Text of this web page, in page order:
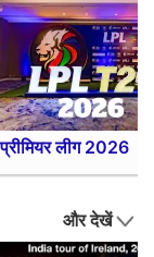
लीग 2026
और देखें